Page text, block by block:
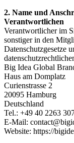
2. Name und
Verantwortlichen
Verantwortlicher im
sonstiger in den
Datenschutzgesetze
Big Idea Global
Haus am Domplatz
Curienstrasse 2
20095 Hamburg
Deutschland
Tel.: +49 40 2263
E-Mail:
Website: https://